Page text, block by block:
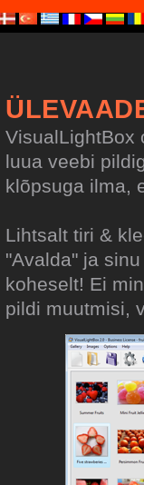
VisualLightBox
luua veebi
klõpsuga ilma,
Lihtsalt tiri &
"Avalda" ja
koheselt! Ei
pildi muutmisi,